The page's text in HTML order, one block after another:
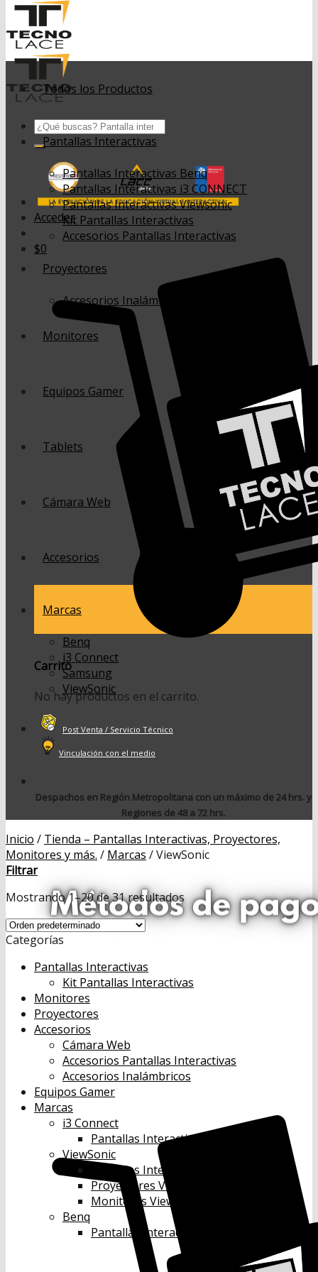
Buscar
por:
Acceder
$0
Carrito
No hay productos en el carrito.
Todos los Productos
Pantallas Interactivas
Pantallas Interactivas Benq
Pantallas Interactivas i3 CONNECT
Pantallas Interactivas Viewsonic
Kit Pantallas Interactivas
Accesorios Pantallas Interactivas
Proyectores
Accesorios Inalámbricos
Monitores
Equipos Gamer
Tablets
Cámara Web
Accesorios
Marcas
Benq
i3 Connect
Samsung
ViewSonic
Post Venta / Servicio Técnico
Vinculación con el medio
Despachos en Región Metropolitana con un máximo de 24 hrs. y
Regiones de 48 a 72 hrs.
Inicio / Tienda – Pantallas Interactivas, Proyectores,
Monitores y más. / Marcas /ViewSonic
Filtrar
Mostrando 1–20 de 31 resultados
Categorías
Pantallas Interactivas
Kit Pantallas Interactivas
Monitores
Proyectores
Accesorios
Cámara Web
Accesorios Pantallas Interactivas
Accesorios Inalámbricos
Equipos Gamer
Marcas
i3 Connect
Pantallas Interactivas i3 Connect
ViewSonic
Pantallas Interactivas Viewsonic
Proyectores Viewsonic
Monitores Viewsonic
Benq
Pantallas Interactivas Benq